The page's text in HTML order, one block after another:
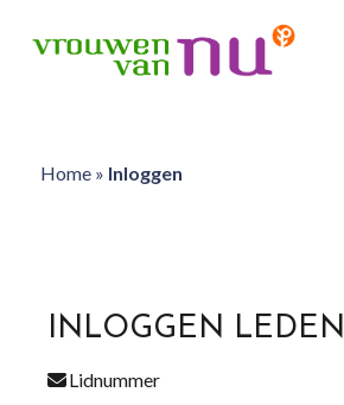
Home» Inloggen
INLOGGEN LEDEN
Lidnummer